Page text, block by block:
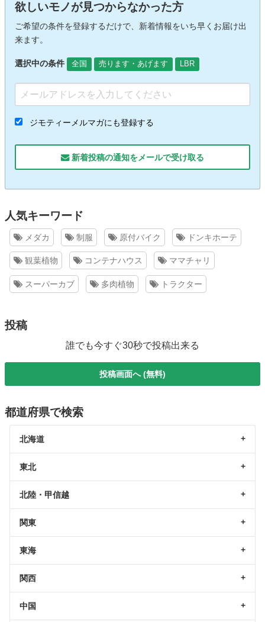
欲しいモノが見つからなかった方
ご希望の条件を登録するだけで、新着情報をいち早くお届け出
来ます。
選択中の条件 全国 売ります・あげます LBR
ジモティーメルマガにも登録する
新着投稿の通知をメールで受け取る
人気キーワード
メダカ 制服 原付バイク ドンキホーテ
観葉植物 コンテナハウス ママチャリ
スーパーカブ 多肉植物 トラクター
投稿
誰でも今すぐ30秒で投稿出来る
投稿画面へ (無料)
都道府県で検索
北海道
東北
北陸・甲信越
関東
東海
関西
中国